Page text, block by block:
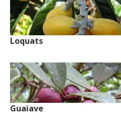
Loquats
Guaiave